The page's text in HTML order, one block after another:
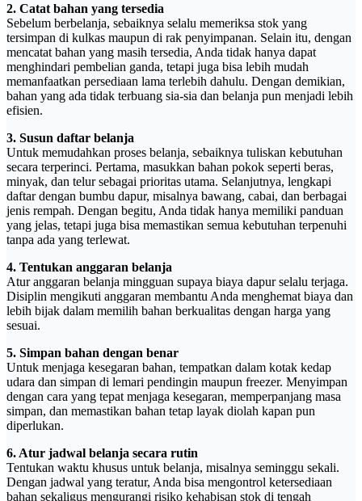
2. Catat bahan yang tersedia
Sebelum berbelanja, sebaiknya selalu memeriksa stok yang
tersimpan di kulkas maupun di rak penyimpanan. Selain itu, dengan
mencatat bahan yang masih tersedia, Anda tidak hanya dapat
menghindari pembelian ganda, tetapi juga bisa lebih mudah
memanfaatkan persediaan lama terlebih dahulu. Dengan demikian,
bahan yang ada tidak terbuang sia-sia dan belanja pun menjadi lebih
efisien.
3. Susun daftar belanja
Untuk memudahkan proses belanja, sebaiknya tuliskan kebutuhan
secara terperinci. Pertama, masukkan bahan pokok seperti beras,
minyak, dan telur sebagai prioritas utama. Selanjutnya, lengkapi
daftar dengan bumbu dapur, misalnya bawang, cabai, dan berbagai
jenis rempah. Dengan begitu, Anda tidak hanya memiliki panduan
yang jelas, tetapi juga bisa memastikan semua kebutuhan terpenuhi
tanpa ada yang terlewat.
4. Tentukan anggaran belanja
Atur anggaran belanja mingguan supaya biaya dapur selalu terjaga.
Disiplin mengikuti anggaran membantu Anda menghemat biaya dan
lebih bijak dalam memilih bahan berkualitas dengan harga yang
sesuai.
5. Simpan bahan dengan benar
Untuk menjaga kesegaran bahan, tempatkan dalam kotak kedap
udara dan simpan di lemari pendingin maupun freezer. Menyimpan
dengan cara yang tepat menjaga kesegaran, memperpanjang masa
simpan, dan memastikan bahan tetap layak diolah kapan pun
diperlukan.
6. Atur jadwal belanja secara rutin
Tentukan waktu khusus untuk belanja, misalnya seminggu sekali.
Dengan jadwal yang teratur, Anda bisa mengontrol ketersediaan
bahan sekaligus mengurangi risiko kehabisan stok di tengah